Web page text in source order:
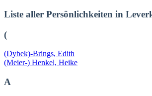
Liste aller Persönlichkeiten in
(
(Dybek)-Brings, Edith
(Meier-) Henkel, Heike
A